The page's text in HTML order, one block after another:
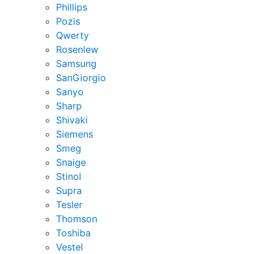
Phillips
Pozis
Qwerty
Rosenlew
Samsung
SanGiorgio
Sanyo
Sharp
Shivaki
Siemens
Smeg
Snaige
Stinol
Supra
Tesler
Thomson
Toshiba
Vestel